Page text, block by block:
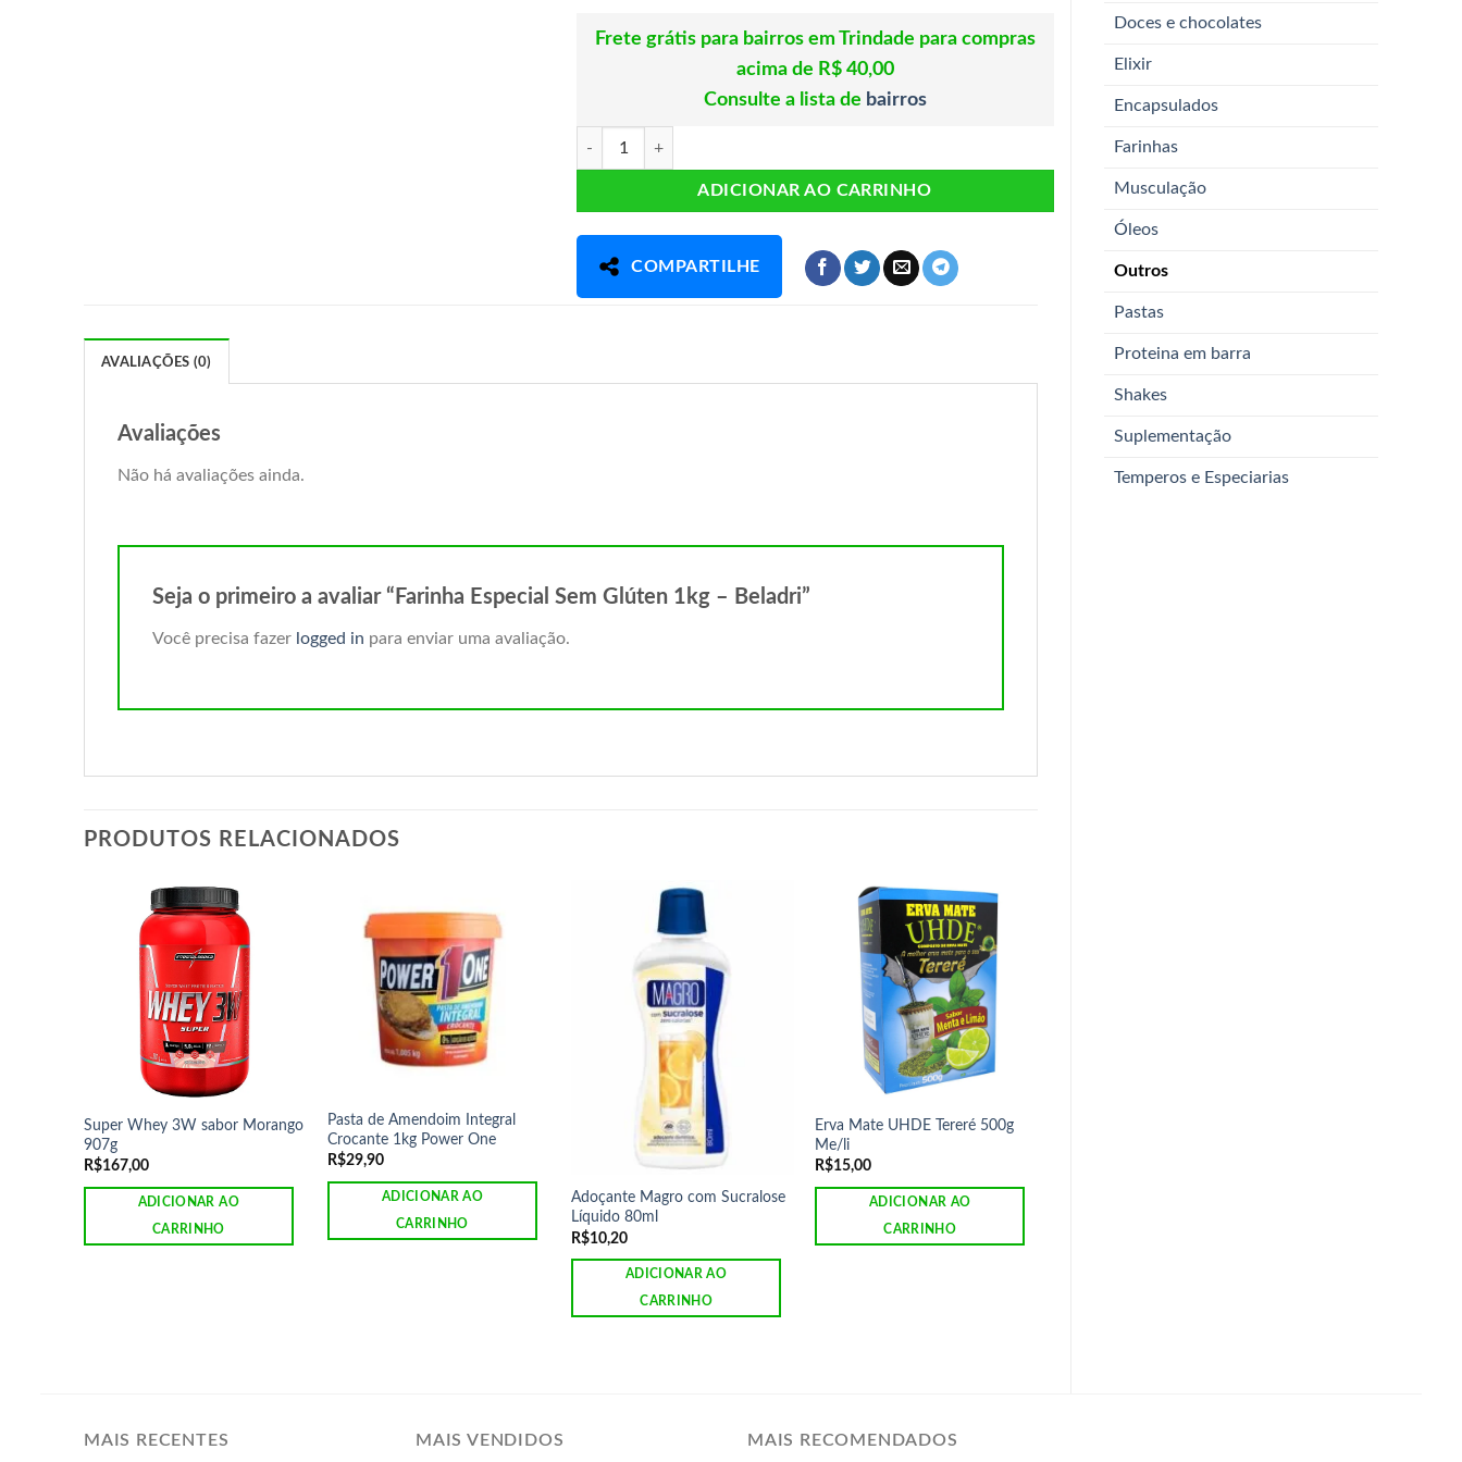
Doces e chocolates
Elixir
Encapsulados
Farinhas
Musculação
Óleos
Outros
Pastas
Proteina em barra
Shakes
Suplementação
Temperos e Especiarias
Frete grátis para bairros em Trindade para compras
acima de R$ 40,00
Consulte a lista de bairros
Farinha Especial Sem Glúten 1kg - Beladri quantidade
ADICIONAR AO CARRINHO
COMPARTILHE
AVALIAÇÕES (0)
Avaliações
Não há avaliações ainda.
Seja o primeiro a avaliar “Farinha Especial Sem Glúten 1kg – Beladri”
Você precisa fazer logged in para enviar uma avaliação.
PRODUTOS RELACIONADOS
Super Whey 3W sabor Morango
907g
R$167,00
ADICIONAR AO
CARRINHO
Pasta de Amendoim Integral
Crocante 1kg Power One
R$29,90
ADICIONAR AO
CARRINHO
Adoçante Magro com Sucralose
Líquido 80ml
R$10,20
ADICIONAR AO
CARRINHO
Erva Mate UHDE Tereré 500g
Me/li
R$15,00
ADICIONAR AO
CARRINHO
MAIS RECENTES MAIS VENDIDOS MAIS RECOMENDADOS